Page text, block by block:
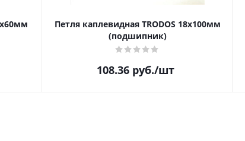
Петля каплевидная TRODOS 18х100мм
(подшипник)
108.36руб./шт